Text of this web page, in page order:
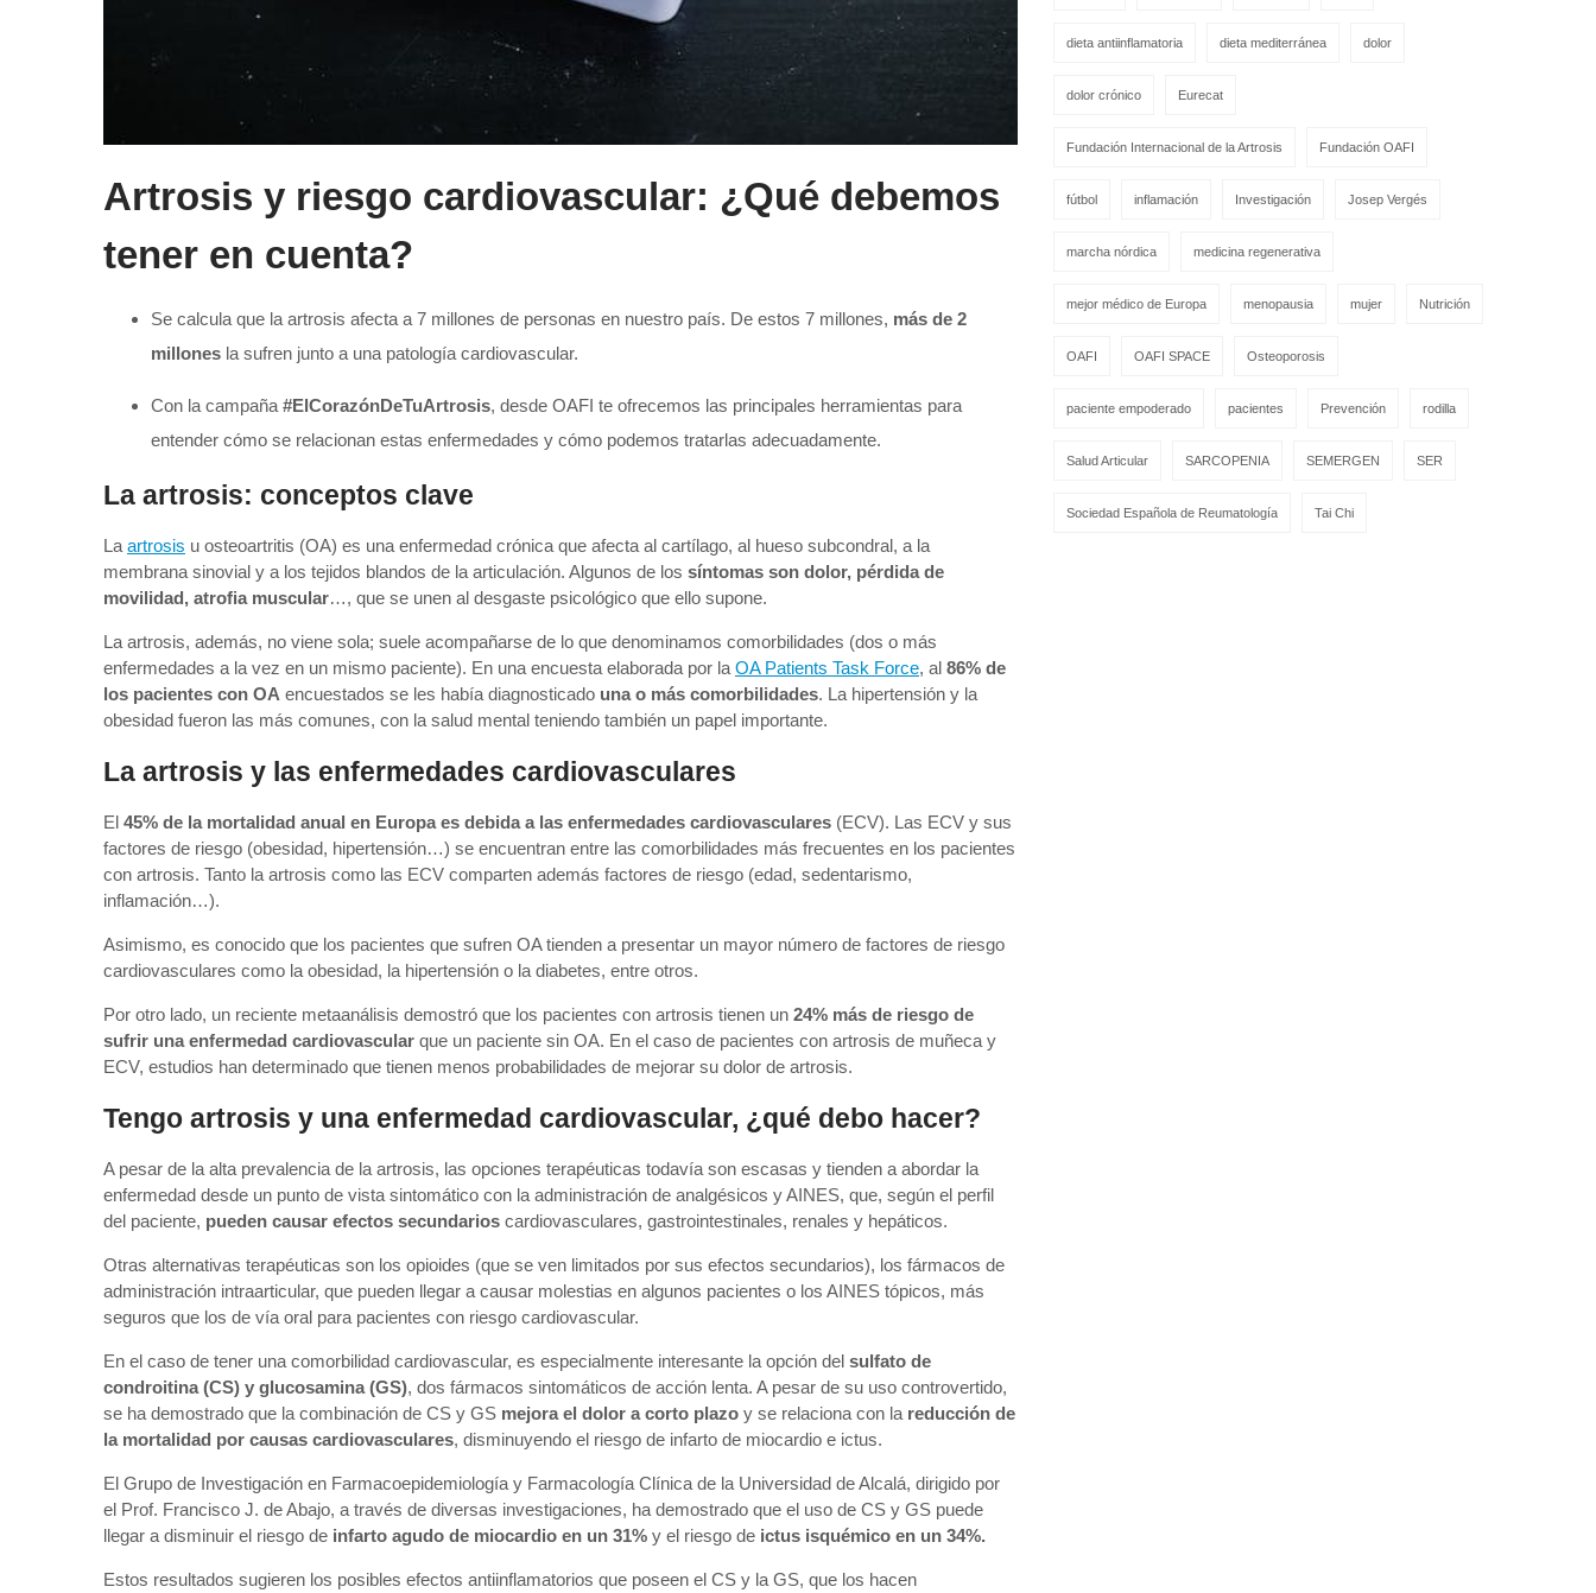
Artrosis y riesgo cardiovascular: ¿Qué debemos
tener en cuenta?
Se calcula que la artrosis afecta a 7 millones de personas en nuestro país. De estos 7 millones, más de 2
millones la sufren junto a una patología cardiovascular.
Con la campaña #ElCorazónDeTuArtrosis, desde OAFI te ofrecemos las principales herramientas para
entender cómo se relacionan estas enfermedades y cómo podemos tratarlas adecuadamente.
La artrosis: conceptos clave
La artrosis u osteoartritis (OA) es una enfermedad crónica que afecta al cartílago, al hueso subcondral, a la
membrana sinovial y a los tejidos blandos de la articulación. Algunos de los síntomas son dolor, pérdida de
movilidad, atrofia muscular…, que se unen al desgaste psicológico que ello supone.
La artrosis, además, no viene sola; suele acompañarse de lo que denominamos comorbilidades (dos o más
enfermedades a la vez en un mismo paciente). En una encuesta elaborada por la OA Patients Task Force, al 86% de
los pacientes con OA encuestados se les había diagnosticado una o más comorbilidades. La hipertensión y la
obesidad fueron las más comunes, con la salud mental teniendo también un papel importante.
La artrosis y las enfermedades cardiovasculares
El 45% de la mortalidad anual en Europa es debida a las enfermedades cardiovasculares (ECV). Las ECV y sus
factores de riesgo (obesidad, hipertensión…) se encuentran entre las comorbilidades más frecuentes en los pacientes
con artrosis. Tanto la artrosis como las ECV comparten además factores de riesgo (edad, sedentarismo,
inflamación…).
Asimismo, es conocido que los pacientes que sufren OA tienden a presentar un mayor número de factores de riesgo
cardiovasculares como la obesidad, la hipertensión o la diabetes, entre otros.
Por otro lado, un reciente metaanálisis demostró que los pacientes con artrosis tienen un 24% más de riesgo de
sufrir una enfermedad cardiovascular que un paciente sin OA. En el caso de pacientes con artrosis de muñeca y
ECV, estudios han determinado que tienen menos probabilidades de mejorar su dolor de artrosis.
Tengo artrosis y una enfermedad cardiovascular, ¿qué debo hacer?
A pesar de la alta prevalencia de la artrosis, las opciones terapéuticas todavía son escasas y tienden a abordar la
enfermedad desde un punto de vista sintomático con la administración de analgésicos y AINES, que, según el perfil
del paciente, pueden causar efectos secundarios cardiovasculares, gastrointestinales, renales y hepáticos.
Otras alternativas terapéuticas son los opioides (que se ven limitados por sus efectos secundarios), los fármacos de
administración intraarticular, que pueden llegar a causar molestias en algunos pacientes o los AINES tópicos, más
seguros que los de vía oral para pacientes con riesgo cardiovascular.
En el caso de tener una comorbilidad cardiovascular, es especialmente interesante la opción del sulfato de
condroitina (CS) y glucosamina (GS), dos fármacos sintomáticos de acción lenta. A pesar de su uso controvertido,
se ha demostrado que la combinación de CS y GS mejora el dolor a corto plazo y se relaciona con la reducción de
la mortalidad por causas cardiovasculares, disminuyendo el riesgo de infarto de miocardio e ictus.
El Grupo de Investigación en Farmacoepidemiología y Farmacología Clínica de la Universidad de Alcalá, dirigido por
el Prof. Francisco J. de Abajo, a través de diversas investigaciones, ha demostrado que el uso de CS y GS puede
llegar a disminuir el riesgo de infarto agudo de miocardio en un 31% y el riesgo de ictus isquémico en un 34%.
Estos resultados sugieren los posibles efectos antiinflamatorios que poseen el CS y la GS, que los hacen
dieta antiinflamatoria dieta mediterránea dolor
dolor crónico Eurecat
Fundación Internacional de la Artrosis Fundación OAFI
fútbol inflamación Investigación Josep Vergés
marcha nórdica medicina regenerativa
mejor médico de Europa menopausia mujer Nutrición
OAFI OAFI SPACE Osteoporosis
paciente empoderado pacientes Prevención rodilla
Salud Articular SARCOPENIA SEMERGEN SER
Sociedad Española de Reumatología Tai Chi